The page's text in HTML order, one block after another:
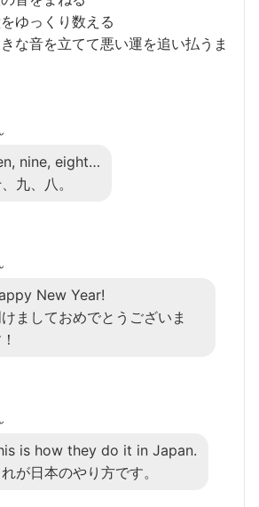
ゆっくり数える
な音を立てて悪い運を追い払うま
nine, eight…
九、八。
New Year!
ましておめでとうございま
is how they do it in Japan.
が日本のやり方です。